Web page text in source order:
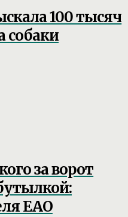
100 тысяч
собаки
за ворот
ЕАО